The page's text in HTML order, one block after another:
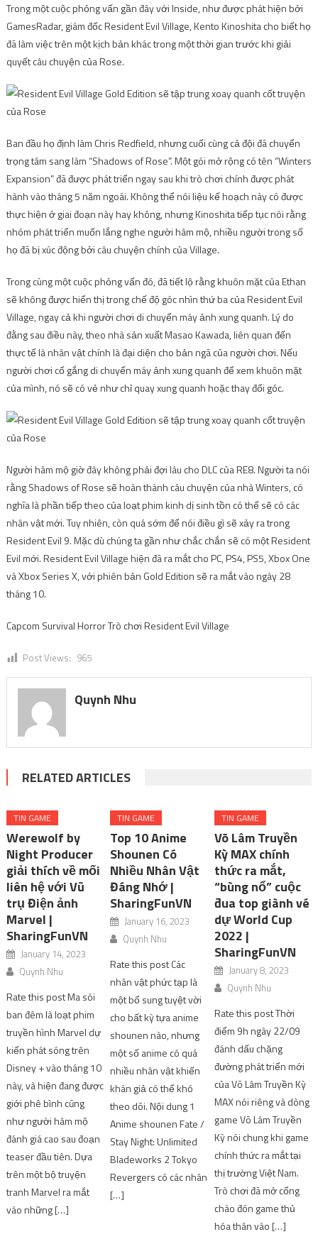
Trong một cuộc phỏng vấn gần đây với Inside, như được phát hiện bởi
GamesRadar, giám đốc Resident Evil Village, Kento Kinoshita cho biết họ
đã làm việc trên một kịch bản khác trong một thời gian trước khi giải
quyết câu chuyện của Rose.
Ban đầu họ định làm Chris Redfield, nhưng cuối cùng cả đội đã chuyển
trọng tâm sang làm “Shadows of Rose”. Một gói mở rộng có tên “Winters
Expansion” đã được phát triển ngay sau khi trò chơi chính được phát
hành vào tháng 5 năm ngoái. Không thể nói liệu kế hoạch này có được
thực hiện ở giai đoạn này hay không, nhưng Kinoshita tiếp tục nói rằng
nhóm phát triển muốn lắng nghe người hâm mộ, nhiều người trong số
họ đã bị xúc động bởi câu chuyện chính của Village.
Trong cùng một cuộc phỏng vấn đó, đã tiết lộ rằng khuôn mặt của Ethan
sẽ không được hiển thị trong chế độ góc nhìn thứ ba của Resident Evil
Village, ngay cả khi người chơi di chuyển máy ảnh xung quanh. Lý do
đằng sau điều này, theo nhà sản xuất Masao Kawada, liên quan đến
thực tế là nhân vật chính là đại diện cho bản ngã của người chơi. Nếu
người chơi cố gắng di chuyển máy ảnh xung quanh để xem khuôn mặt
của mình, nó sẽ có vẻ như chỉ quay xung quanh hoặc thay đổi góc.
Người hâm mộ giờ đây không phải đợi lâu cho DLC của RE8. Người ta nói
rằng Shadows of Rose sẽ hoàn thành câu chuyện của nhà Winters, có
nghĩa là phần tiếp theo của loạt phim kinh dị sinh tồn có thể sẽ có các
nhân vật mới. Tuy nhiên, còn quá sớm để nói điều gì sẽ xảy ra trong
Resident Evil 9. Mặc dù chúng ta gần như chắc chắn sẽ có một Resident
Evil mới. Resident Evil Village hiện đã ra mắt cho PC, PS4, PS5, Xbox One
và Xbox Series X, với phiên bản Gold Edition sẽ ra mắt vào ngày 28
tháng 10.
Capcom Survival Horror Trò chơi Resident Evil Village
Post Views: 965
Quynh Nhu
RELATED ARTICLES
TIN GAME
Werewolf by
Night Producer
giải thích về mối
liên hệ với Vũ
trụ Điện ảnh
Marvel |
SharingFunVN
January 14, 2023
Quynh Nhu
Rate this post Ma sói
ban đêm là loạt phim
truyền hình Marvel dự
kiến ​​phát sóng trên
Disney + vào tháng 10
này, và hiện đang được
giới phê bình cũng
như người hâm mộ
đánh giá cao sau đoạn
teaser đầu tiên. Dựa
trên một bộ truyện
tranh Marvel ra mắt
vào những […]
TIN GAME
Top 10 Anime
Shounen Có
Nhiều Nhân Vật
Đáng Nhớ |
SharingFunVN
January 16, 2023
Quynh Nhu
Rate this post Các
nhân vật phức tạp là
một bổ sung tuyệt vời
cho bất kỳ tựa anime
shounen nào, nhưng
một số anime có quá
nhiều nhân vật khiến
khán giả có thể khó
theo dõi. Nội dung 1
Anime shounen Fate /
Stay Night: Unlimited
Bladeworks 2 Tokyo
Revergers có các nhân
[…]
TIN GAME
Võ Lâm Truyền
Kỳ MAX chính
thức ra mắt,
“bùng nổ” cuộc
đua top giành vé
dự World Cup
2022 |
SharingFunVN
January 8, 2023
Quynh Nhu
Rate this post Thời
điểm 9h ngày 22/09
đánh dấu chặng
đường phát triển mới
của Võ Lâm Truyền Kỳ
MAX nói riêng và dòng
game Võ Lâm Truyền
Kỳ nói chung khi game
chính thức ra mắt tại
thị trường Việt Nam.
Trò chơi đã mở cổng
chào đón game thủ
hóa thân vào […]